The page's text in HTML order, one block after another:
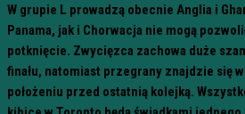
W grupie L prowadzą obecnie Anglia i
Panama, jak i Chorwacja nie mogą
potknięcie. Zwycięzca zachowa duże
finału, natomiast przegrany znajdzie się
położeniu przed ostatnią kolejką.